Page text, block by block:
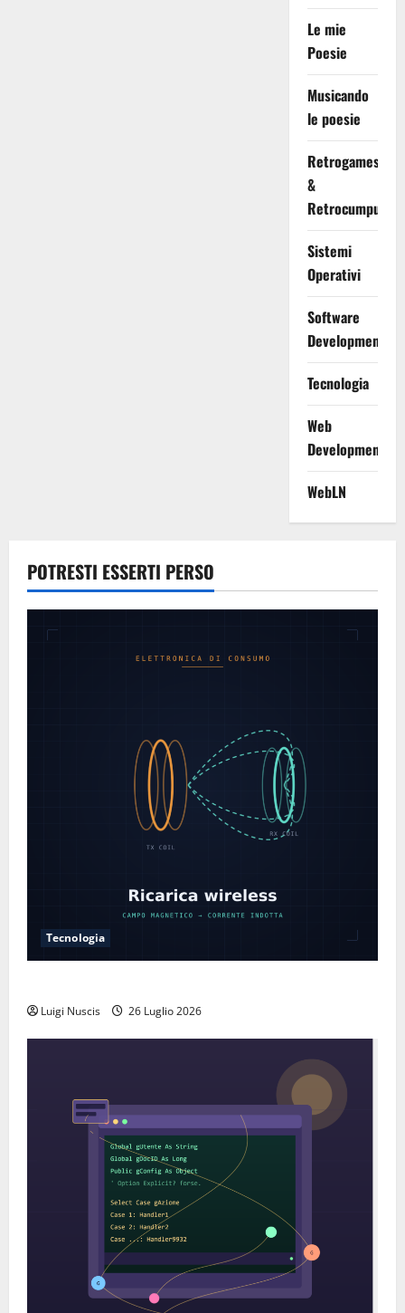
Le mie
Poesie
Musicando
le poesie
Retrogames
&
Retrocumputing
Sistemi
Operativi
Software
Development
Tecnologia
Web
Development
WebLN
POTRESTI ESSERTI PERSO
Tecnologia
Luigi Nuscis 26 Luglio 2026